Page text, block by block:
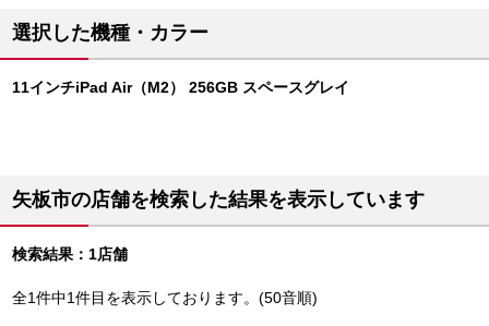
選択した機種・カラー
11インチiPad Air（M2） 256GB スペースグレイ
矢板市の店舗を検索した結果を表示しています
検索結果：1店舗
全1件中1件目を表示しております。(50音順)